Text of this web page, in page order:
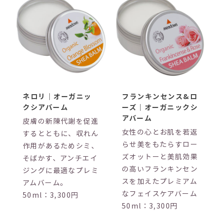
ネロリ｜オーガニッ
クシアバーム
皮膚の新陳代謝を促進
するとともに、収れん
作用があるためシミ、
そばかす、アンチエイ
ジングに最適なプレミ
アムバーム。
50ml：3,300円
フランキンセンス&ロ
ーズ｜オーガニックシ
アバーム
女性の心とお肌を若返
らせ美をもたらすロー
ズオットーと美肌効果
の高いフランキンセン
スを加えたプレミアム
なフェイスケアバーム
50ml：3,300円